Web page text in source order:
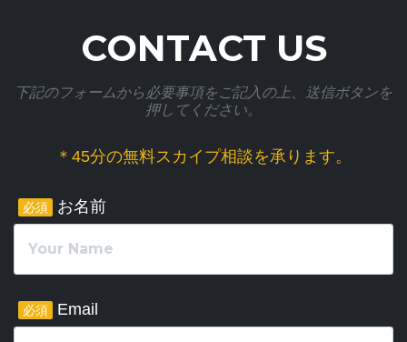
CONTACT US
下記のフォームから必要事項をご記入の上、送信ボタンを
押してください。
＊45分の無料スカイプ相談を承ります。
必須 お名前
必須 Email